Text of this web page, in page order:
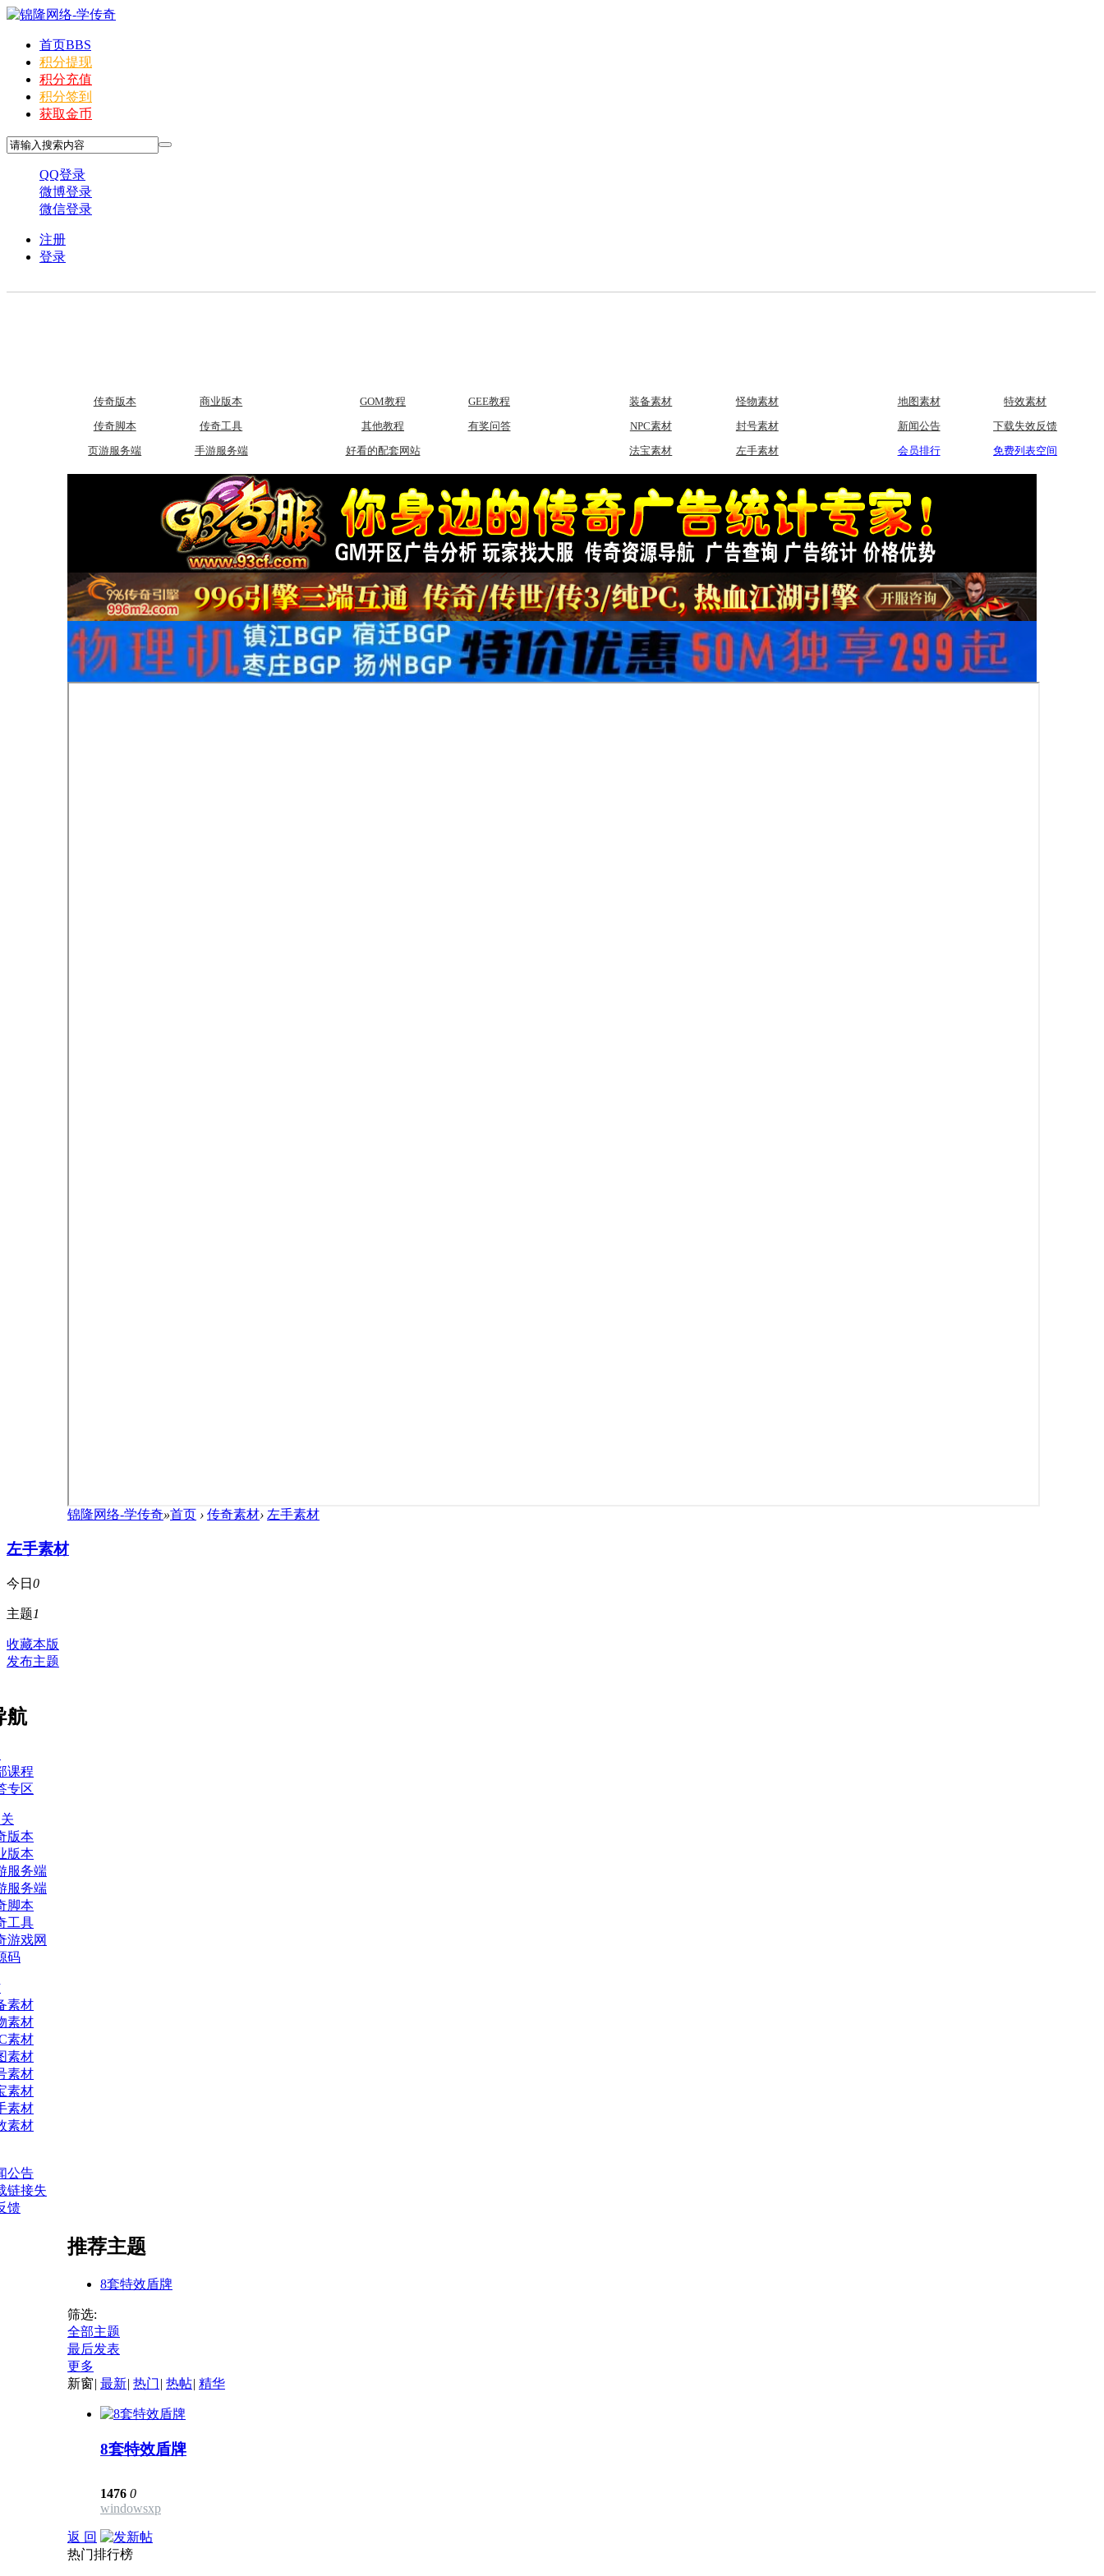
首页BBS
积分提现
积分充值
积分签到
获取金币
QQ登录
微博登录
微信登录
注册
登录
传奇版本
商业版本
传奇脚本
传奇工具
页游服务端
手游服务端
GOM教程
GEE教程
其他教程
有奖问答
好看的配套网站
装备素材
怪物素材
NPC素材
封号素材
法宝素材
左手素材
地图素材
特效素材
新闻公告
下载失效反馈
会员排行
免费列表空间
锦隆网络-学传奇»首页 › 传奇素材› 左手素材
左手素材
今日 0
主题1
收藏本版
发布主题
航
课程
专区
版本
版本
服务端
服务端
脚本
工具
游戏网
码
素材
素材
素材
素材
素材
素材
素材
素材
公告
链接失
馈
推荐主题
8套特效盾牌
筛选:
全部主题
最后发表
更多
新窗| 最新| 热门 | 热帖| 精华
8套特效盾牌
1476 0
windowsxp
返 回
热门排行榜